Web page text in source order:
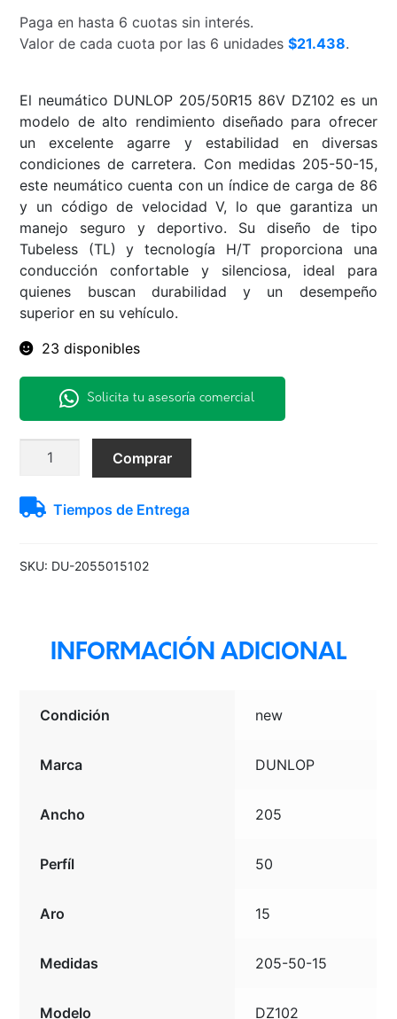
$257.250.
$128.625.
Paga en hasta 6 cuotas sin interés.
Valor de cada cuota por las 6 unidades$21.438.
El neumático DUNLOP 205/50R15 86V DZ102 es un
modelo de alto rendimiento diseñado para ofrecer
un excelente agarre y estabilidad en diversas
condiciones de carretera. Con medidas 205-50-15,
este neumático cuenta con un índice de carga de 86
y un código de velocidad V, lo que garantiza un
manejo seguro y deportivo. Su diseño de tipo
Tubeless (TL) y tecnología H/T proporciona una
conducción confortable y silenciosa, ideal para
quienes buscan durabilidad y un desempeño
superior en su vehículo.
23 disponibles
Solicita tu asesoría comercial
205/50R15
Dunlop
BLK
Comprar
Tiempos de Entrega
SKU: DU-2055015102
INFORMACIÓN ADICIONAL
Condición new
Marca DUNLOP
Ancho 205
Perfíl 50
Aro 15
Medidas 205-50-15
Modelo DZ102